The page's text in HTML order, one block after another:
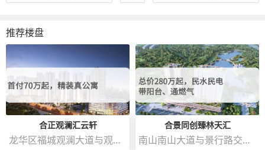
推荐楼盘
合正观澜汇云轩
龙华区福城观澜大道与观澜人民路交汇处西南侧
合景同创臻林天汇
南山南山大道与景行路交汇处西南侧